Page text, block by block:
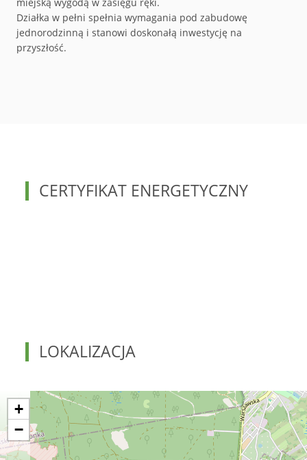
Działka w pełni spełnia wymagania pod zabudowę
jednorodzinną i stanowi doskonałą inwestycję na
przyszłość.
CERTYFIKAT ENERGETYCZNY
LOKALIZACJA
+
−